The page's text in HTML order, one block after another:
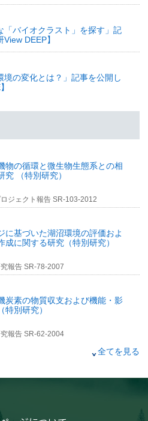
会）
化を引き起こす可能性
記者クラブ、環境記者会同時配付）
ッカスの「衣」に
部科学記者会、科学記者会同時配付）
「バイオクラスト」を探す」記
DEEP】
境の変化とは？」記事を公開し
物の循環と微生物生態系との相
究 （特別研究）
ジェクト報告 SR-103-2012
に基づいた湖沼環境の評価およ
成に関する研究（特別研究）
報告 SR-78-2007
炭素の物質収支および機能・影
特別研究）
報告 SR-62-2004
（特別研究）
全てを見る